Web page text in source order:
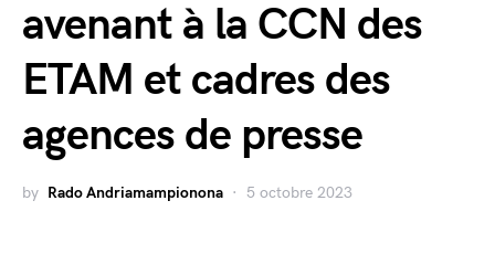
avenant à la CCN des
ETAM et cadres des
agences de presse
by Rado Andriamampionona 5 octobre 2023